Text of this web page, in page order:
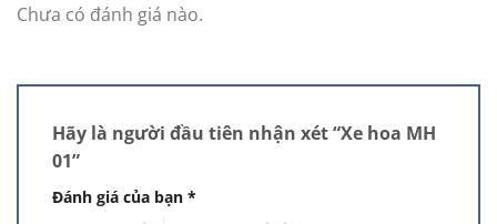
Chưa có đánh giá nào.
Hãy là người đầu tiên nhận xét “Xe hoa MH
01”
Đánh giá của bạn *